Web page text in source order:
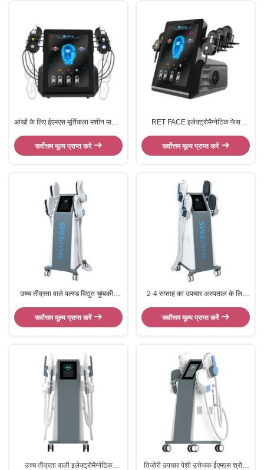
आंखों के लिए ईएमएस मूर्तिकला मशीन मालिश
आकार
सर्वोत्तम मूल्य प्राप्त करें
RET FACE इलेक्ट्रोमैग्नेटिक फेस
सौंदर्य सैलून के लिए
सर्वोत्तम मूल्य प्राप्त करें
उच्च तीव्रता वाले पल्स्ड विद्युत चुम्बकीय
हाई एमटी मशीन
सर्वोत्तम मूल्य प्राप्त करें
2-4 सप्ताह का उपचार अस्पताल के लिए
वाला
सर्वोत्तम मूल्य प्राप्त करें
उच्च तीव्रता वाली इलेक्ट्रोमैग्नेटिक
तिजोरी उपचार पेशी उत्तेजक ईएमएस श्रोणि